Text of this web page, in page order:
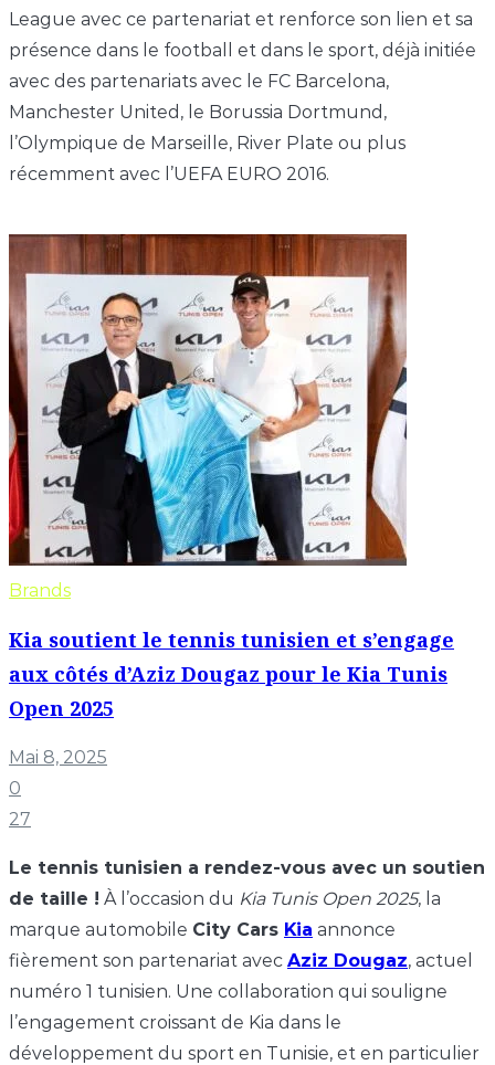
League avec ce partenariat et renforce son lien et sa
présence dans le football et dans le sport, déjà initiée
avec des partenariats avec le FC Barcelona,
Manchester United, le Borussia Dortmund,
l’Olympique de Marseille, River Plate ou plus
récemment avec l’UEFA EURO 2016.
Brands
Kia soutient le tennis tunisien et s’engage
aux côtés d’Aziz Dougaz pour le Kia Tunis
Open 2025
Mai 8, 2025
0
27
Le tennis tunisien a rendez-vous avec un soutien
de taille ! À l’occasion du Kia Tunis Open 2025, la
marque automobile City Cars Kia annonce
fièrement son partenariat avec Aziz Dougaz, actuel
numéro 1 tunisien. Une collaboration qui souligne
l’engagement croissant de Kia dans le
développement du sport en Tunisie, et en particulier